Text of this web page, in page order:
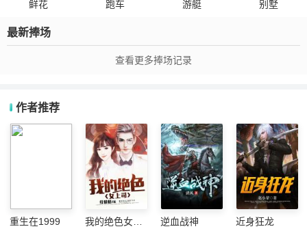
鲜花 跑车 游艇 别墅
最新捧场
查看更多捧场记录
作者推荐
重生在1999
我的绝色女上
逆血战神 近身狂龙